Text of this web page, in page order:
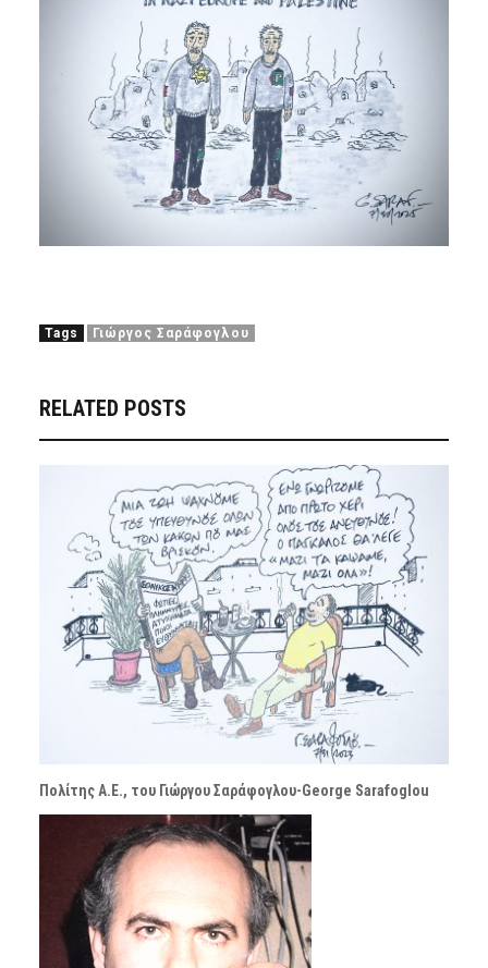
Tags Γιώργος Σαράφογλου
RELATED POSTS
Πολίτης Α.Ε., του Γιώργου Σαράφογλου-George Sarafoglou